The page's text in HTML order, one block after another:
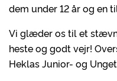
dem under 12 år og en
Vi glæder os til et
heste og godt vejr!
Heklas Junior- og